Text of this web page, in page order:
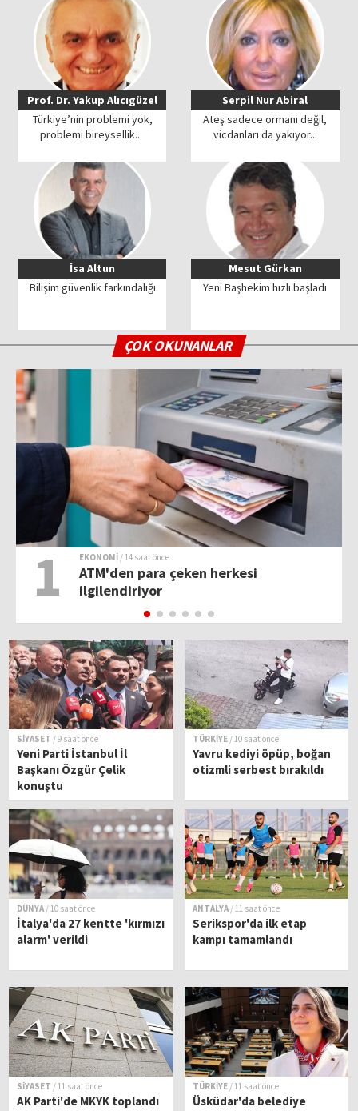
Prof. Dr. Yakup Alıcıgüzel
Türkiye’nin problemi yok,
problemi bireysellik..
Serpil Nur Abiral
Ateş sadece ormanı değil,
vicdanları da yakıyor...
İsa Altun
Bilişim güvenlik farkındalığı
Mesut Gürkan
Yeni Başhekim hızlı başladı
ÇOK OKUNANLAR
1 EKONOMİ / 14 saat önce
ATM'den para çeken herkesi
ilgilendiriyor
SİYASET / 9 saat önce
Yeni Parti İstanbul İl
Başkanı Özgür Çelik
konuştu
TÜRKİYE / 10 saat önce
Yavru kediyi öpüp, boğan
otizmli serbest bırakıldı
DÜNYA / 10 saat önce
İtalya'da 27 kentte 'kırmızı
alarm' verildi
ANTALYA / 11 saat önce
Serikspor'da ilk etap
kampı tamamlandı
SİYASET / 11 saat önce
AK Parti'de MKYK toplandı
TÜRKİYE / 11 saat önce
Üsküdar'da belediye